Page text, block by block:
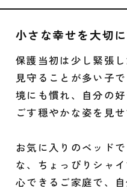
小さな幸せを大切
保護当初は少し緊張
見守ることが多い子
境にも慣れ、自分の
ごす穏やかな姿を見
お気に入りのベッド
な、ちょっぴりシャ
心できるご家庭で、